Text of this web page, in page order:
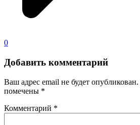
0
Добавить комментарий
Ваш адрес email не будет опубликован.
помечены *
Комментарий *